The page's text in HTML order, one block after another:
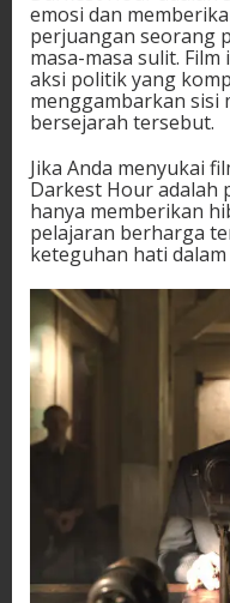
emosi dan
perjuangan seorang
masa-masa sulit.
aksi politik yang
menggambarkan
bersejarah tersebut.
Jika Anda menyukai
Darkest Hour adalah
hanya memberikan
pelajaran berharga
keteguhan hati